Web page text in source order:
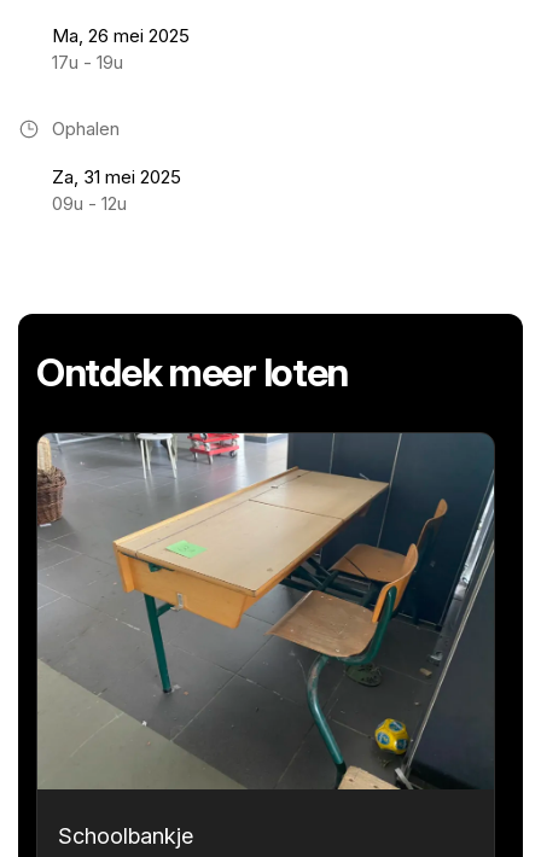
Ma, 26 mei 2025
17u - 19u
Ophalen
Za, 31 mei 2025
09u - 12u
Ontdek meer loten
Schoolbankje